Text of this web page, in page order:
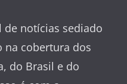
de notícias sediado
na cobertura dos
do Brasil e do